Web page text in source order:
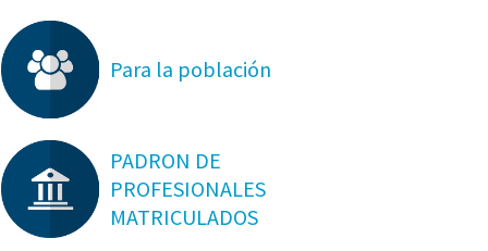
Para la población
PADRON DE
PROFESIONALES
MATRICULADOS